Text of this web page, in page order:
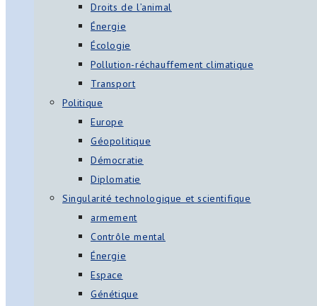
Droits de l’animal
Énergie
Écologie
Pollution-réchauffement climatique
Transport
Politique
Europe
Géopolitique
Démocratie
Diplomatie
Singularité technologique et scientifique
armement
Contrôle mental
Énergie
Espace
Génétique